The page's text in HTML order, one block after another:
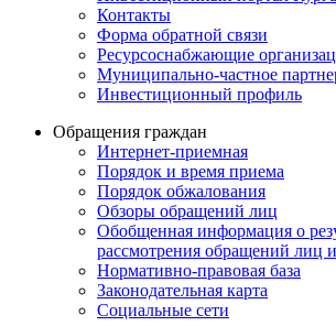
Контакты
Форма обратной связи
Ресурсоснабжающие
Муниципально-частное
Инвестиционный профиль
Обращения граждан
Интернет-приемная
Порядок и время приема
Порядок обжалования
Обзоры обращений лиц
Обобщенная информация о
рассмотрения обращений лиц
Нормативно-правовая база
Законодательная карта
Социальные сети